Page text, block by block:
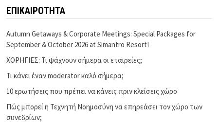
ΕΠΙΚΑΙΡΟΤΗΤΑ
Autumn Getaways & Corporate Meetings: Special Packages for
September & October 2026 at Simantro Resort!
ΧΟΡΗΓΙΕΣ: Τι ψάχνουν σήμερα οι εταιρείες;
Τι κάνει έναν moderator καλό σήμερα;
10 ερωτήσεις που πρέπει να κάνεις πριν κλείσεις χώρο
Πώς μπορεί η Τεχνητή Νοημοσύνη να επηρεάσει τον χώρο των
συνεδρίων;